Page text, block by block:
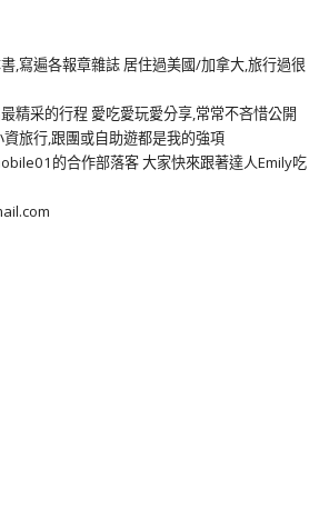
,寫遍各報章雜誌 居住過美國/加拿大,旅行過很
精采的行程 愛吃愛玩愛分享,常常不吝惜公開
旅行,跟團或自助遊都是我的強項
的合作部落客 大家快來跟著達人Emily吃